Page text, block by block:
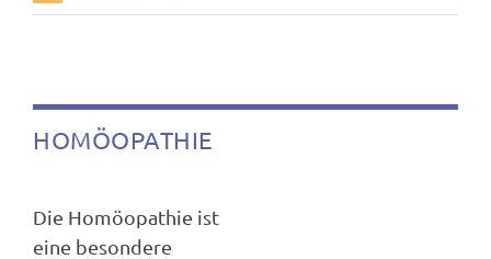
HOMÖOPATHIE
Die Homöopathie ist
eine besondere